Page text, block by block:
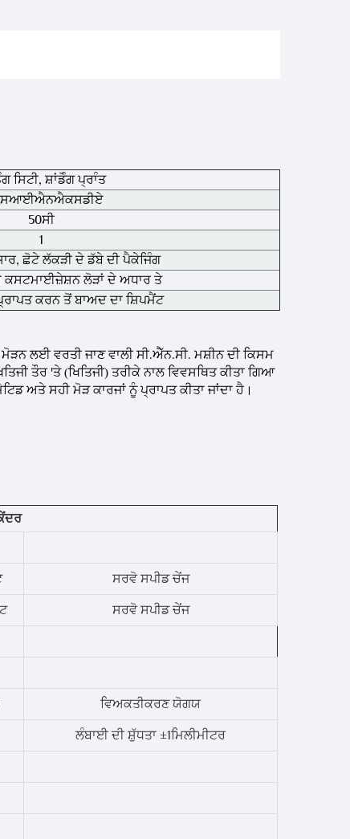
ਸਿਟੀ, ਸ਼ਾਂਡੋੰਗ ਪ੍ਰਾੰਤ
50ਸੀ
1
ਛੋਟੇ ਲੱਕੜੀ ਦੇ ਡੱਬੇ ਦੀ ਪੈਕੇਜਿੰਗ
ਕਸਟਮਾਈਜ਼ੇਸ਼ਨ ਲੋੜਾਂ ਦੇ ਅਧਾਰ ਤੇ
ਕਰਨ ਤੋਂ ਬਾਅਦ ਦਾ ਸ਼ਿਪਮੈਂਟ
ਲਈ ਵਰਤੀ ਜਾਣ ਵਾਲੀ ਸੀ.ਐੱਨ.ਸੀ. ਮਸ਼ੀਨ ਦੀ ਕਿਸਮ
ਤੌਰ 'ਤੇ (ਖਿਤਿਜੀ) ਤਰੀਕੇ ਨਾਲ ਵਿਵਸਥਿਤ ਕੀਤਾ ਗਿਆ
ਅਤੇ ਸਹੀ ਮੋੜ ਕਾਰਜਾਂ ਨੂੰ ਪ੍ਰਾਪਤ ਕੀਤਾ ਜਾਂਦਾ ਹੈ।
ਸਰਵੋ ਸਪੀਡ ਚੇਂਜ
ਸਰਵੋ ਸਪੀਡ ਚੇਂਜ
ਵਿਅਕਤੀਕਰਣ ਯੋਗਯ
ਲੰਬਾਈ ਦੀ ਸ਼ੁੱਧਤਾ ±1ਮਿਲੀਮੀਟਰ